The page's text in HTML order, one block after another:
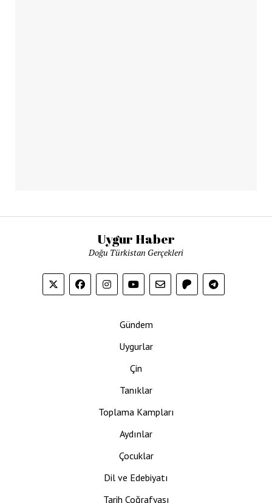
Uygur Haber
Doğu Türkistan Gerçekleri
Gündem
Uygurlar
Çin
Tanıklar
Toplama Kampları
Aydınlar
Çocuklar
Dil ve Edebiyatı
Tarih Coğrafyası